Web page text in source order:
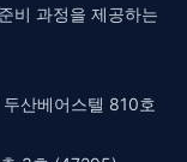
비 과정을 제공하는
산베어스텔 810호